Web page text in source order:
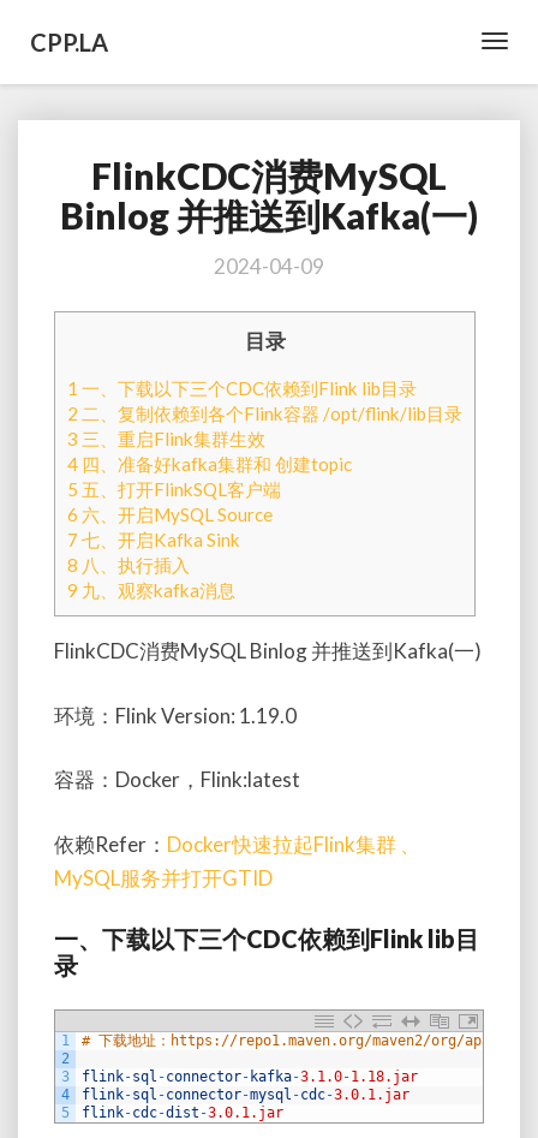
CPP.LA
FlinkCDC
消
费
Binlog
推
送
到
Kafka(一)
FlinkCDC消费MySQL
Binlog 并推送到Kafka(一)
2024-04-09
目录
1 一、下载以下三个CDC依赖到Flink lib目录
2 二、复制依赖到各个Flink容器 /opt/flink/lib目录
3 三、重启Flink集群生效
4 四、准备好kafka集群和 创建topic
5 五、打开FlinkSQL客户端
6 六、开启MySQL Source
7 七、开启Kafka Sink
8 八、执行插入
9 九、观察kafka消息
FlinkCDC消费MySQL Binlog 并推送到Kafka(一)
环境： Flink Version: 1.19.0
容器：Docker，Flink:latest
依赖Refer： Docker快速拉起Flink集群 、
MySQL服务并打开GTID
一、下载以下三个CDC依赖到Flink lib目
录
1
2
3
4
5
# 下载地址：https://repo1.maven.org/maven2/org/
flink-sql -connector- kafka-3.1.0-1.18.jar
flink-sql -connector-mysql -cdc-3.0.1.jar
flink-cdc-dist -3.0.1.jar